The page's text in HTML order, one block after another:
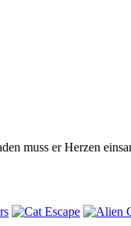
muss er Herzen